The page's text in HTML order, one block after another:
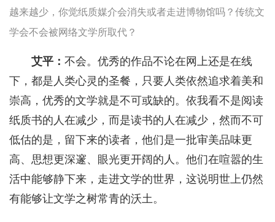
越来越少，你觉纸质媒介会消失或者走进博物馆吗？传统文
学会不会被网络文学所取代？
艾平： 不会。优秀的作品不论在网上还是在线
下，都是人类心灵的圣餐，只要人类依然追求着美和
崇高，优秀的文学就是不可或缺的。依我看不是阅读
纸质书的人在减少，而是读书的人在减少，然而不可
低估的是，留下来的读者，他们是一批审美品味更
高、思想更深邃、眼光更开阔的人。他们在喧嚣的生
活中能够静下来，走进文学的世界，这说明世上仍然
有能够让文学之树常青的沃土。